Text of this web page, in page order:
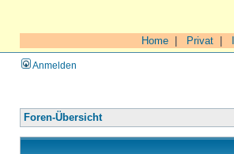
Home Privat
Anmelden
Foren-Übersicht